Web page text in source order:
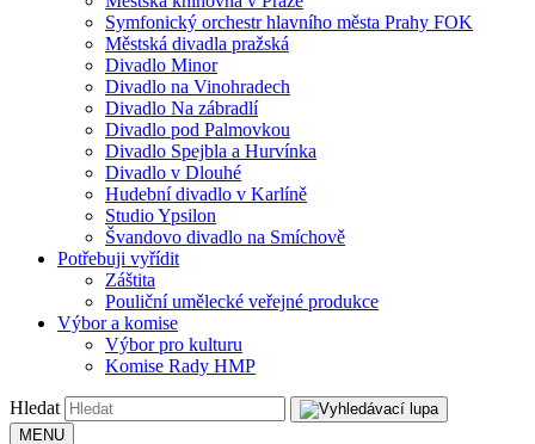
Symfonický orchestr hlavního města Prahy FOK
Městská divadla pražská
Divadlo Minor
Divadlo na Vinohradech
Divadlo Na zábradlí
Divadlo pod Palmovkou
Divadlo Spejbla a Hurvínka
Divadlo v Dlouhé
Hudební divadlo v Karlíně
Studio Ypsilon
Švandovo divadlo na Smíchově
Potřebuji vyřídit
Záštita
Pouliční umělecké veřejné produkce
Výbor a komise
Výbor pro kulturu
Komise Rady HMP
Hledat
MENU